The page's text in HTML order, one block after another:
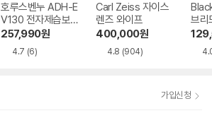
호루스벤누 ADH-E
V130 전자제습보
관함
257,990원
4.7 (6)
Carl Zeiss 자이스
렌즈 와이프
400,000원
4.8 (904)
브리
가입신청